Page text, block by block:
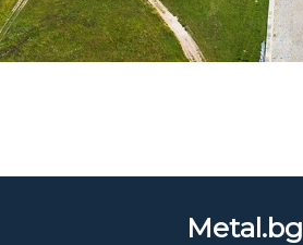
Metal.bg